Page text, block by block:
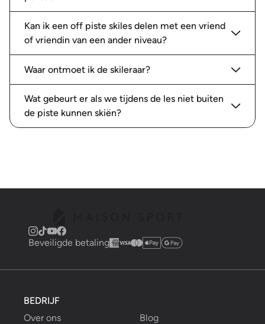
Kan ik een off piste skiles delen met een vriend
of vriendin van een ander niveau?
Waar ontmoet ik de skileraar?
Wat gebeurt er als we tijdens de les niet buiten
de piste kunnen skiën?
Beveiligde betaling
BEDRIJF
Over ons
Blog